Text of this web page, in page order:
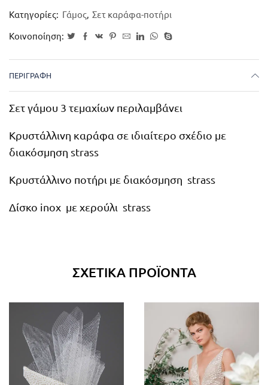
Κατηγορίες: Γάμος, Σετ καράφα-ποτήρι
Κοινοποίηση:
ΠΕΡΙΓΡΑΦΉ
Σετ γάμου 3 τεμαχίων περιλαμβάνει
Κρυστάλλινη καράφα σε ιδιαίτερο σχέδιο με
διακόσμηση strass
Κρυστάλλινο ποτήρι με διακόσμηση strass
Δίσκο inox με χερούλι strass
ΣΧΕΤΙΚΆ ΠΡΟΪΌΝΤΑ